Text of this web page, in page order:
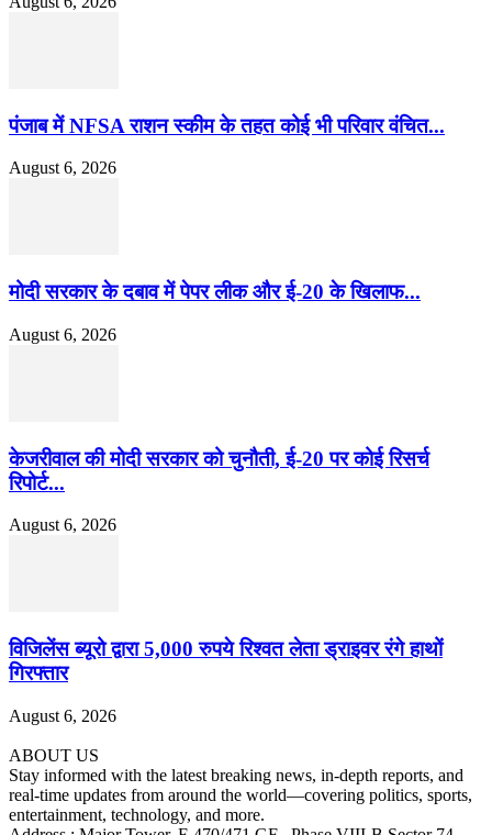
पंजाब में NFSA राशन स्कीम के तहत कोई भी परिवार वंचित...
August 6, 2026
मोदी सरकार के दबाव में पेपर लीक और ई-20 के खिलाफ...
August 6, 2026
केजरीवाल की मोदी सरकार को चुनौती, ई-20 पर कोई रिसर्च
रिपोर्ट...
August 6, 2026
विजिलेंस ब्यूरो द्वारा 5,000 रुपये रिश्वत लेता ड्राइवर रंगे हाथों
गिरफ्तार
August 6, 2026
ABOUT US
Stay informed with the latest breaking news, in-depth reports, and
real-time updates from around the world—covering politics, sports,
entertainment, technology, and more.